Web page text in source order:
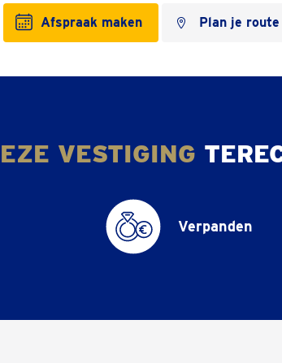
Afspraak maken Plan je route
VESTIGING
Verpanden